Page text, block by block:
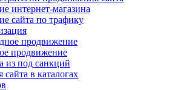
интернет-магазина
сайта по трафику
продвижение
продвижение
из под санкций
сайта в каталогах